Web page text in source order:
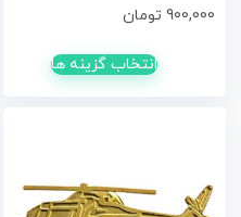
900,000 تومان
انتخاب گزینه ها